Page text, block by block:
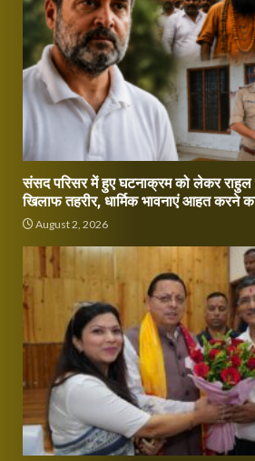
संसद परिसर में हुए घटनाक्रम को लेकर
खिलाफ तहरीर, धार्मिक भावनाएं आहत करने
August 2, 2026